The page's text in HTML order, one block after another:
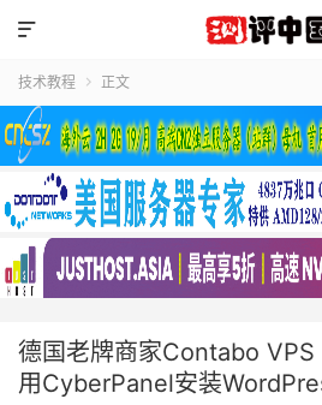

技术教程  正文
德国老牌商家Contabo
用Cyber​​Panel安装